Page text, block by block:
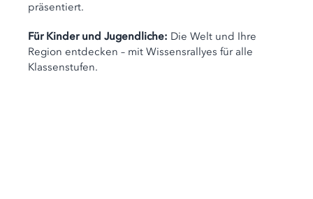
präsentiert.
Für Kinder und Jugendliche: Die Welt und Ihre
Region entdecken – mit Wissensrallyes für alle
Klassenstufen.